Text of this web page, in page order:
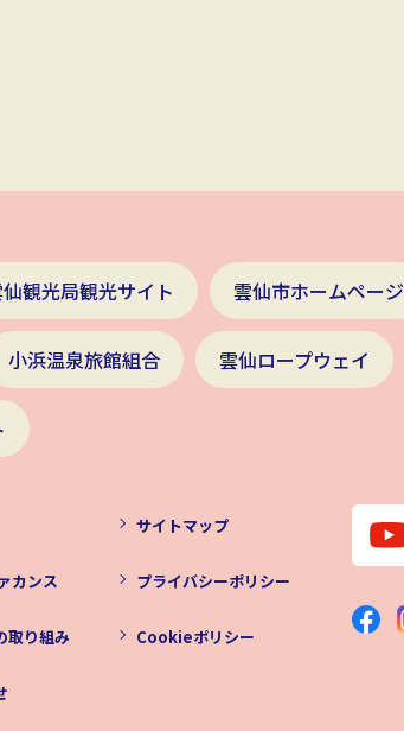
観光局観光サイト 雲仙市ホームページ
小浜温泉旅館組合 雲仙ロープウェイ
カンス
取り組み
サイトマップ
プライバシーポリシー
Cookieポリシー